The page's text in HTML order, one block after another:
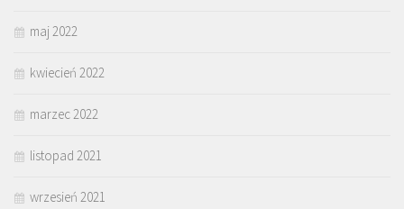
maj 2022
kwiecień 2022
marzec 2022
listopad 2021
wrzesień 2021